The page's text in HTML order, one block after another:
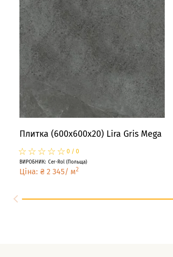
Плитка (600x600x20) Lira Gris Mega
☆
★☆
★☆
★☆
★☆
★ 0 / 0
ВИРОБНИК: Cer-Rol (Польща)
Ціна: ₴ 2 345/ м2